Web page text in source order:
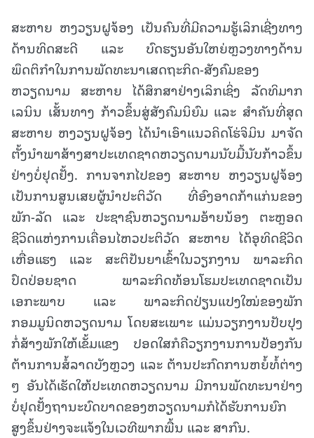
ສະຫາຍ ຫງວຽນຝູຈ້ອງ ເປັນຄົນທີ່ມີຄວາມຮູ້ເລິກເຊີ່ງທາງ
ດ້ານທິດສະດີ ແລະ ບົດຮຽນອັນໃຫຍ່ຫຼວງທາງດ້ານ
ພຶດຕິກຳໃນການພັດທະນາເສດຖະກິດ-ສັງຄົມຂອງ
ຫວຽດນາມ ສະຫາຍ ໄດ້ສຶກສາຢ່າງເລິກເຊິ່ງ ລັດທິມາກ
ເລນິນ ເສັ້ນທາງ ກ້າວຂຶ້ນສູ່ສັງຄົມນິຍົມ ແລະ ສໍາຄັນທີ່ສຸດ
ສະຫາຍ ຫງວຽນຝູຈ້ອງ ໄດ້ນໍາເອົາແນວຄິດໂຮ່ຈິມິນ ມາຈັດ
ຕັ້ງນໍາພາສ້າງສາປະເທດຊາດຫວຽດນາມນັບມື້ນັບກ້າວຂຶ້ນ
ຢ່າງບໍ່ຢຸດຢັ້ງ. ການຈາກໄປຂອງ ສະຫາຍ ຫງວຽນຝູຈ້ອງ
ເປັນການສູນເສຍຜູ້ນໍາປະຕິວັດ ທີ່ອົງອາດກ້າແກ່ນຂອງ
ພັກ-ລັດ ແລະ ປະຊາຊົນຫວຽດນາມອ້າຍນ້ອງ ຕະຫຼອດ
ຊີວິດແຫ່ງການເຄື່ອນໄຫວປະຕິວັດ ສະຫາຍ ໄດ້ອຸທິດຊີວິດ
ເຫື່ອແຮງ ແລະ ສະຕິປັນຍາເຂົ້າໃນວຽກງານ ພາລະກິດ
ປົດປ່ອຍຊາດ ພາລະກິດທ້ອນໂຮມປະເທດຊາດເປັນ
ເອກະພາບ ແລະ ພາລະກິດປ່ຽນແປງໃໝ່ຂອງພັກ
ກອມມູນິດຫວຽດນາມ ໂດຍສະເພາະ ແມ່ນວຽກງານປັບປຸງ
ກໍ່ສ້າງພັກໃຫ້ເຂັ້ມແຂງ ປອດໃສກໍຄືວຽກງານການປ້ອງກັນ
ຕ້ານການສໍ້ລາດບັງຫຼວງ ແລະ ຕ້ານປະກົດການຫຍໍ້ທໍ້ຕ່າງ
ໆ ອັນໄດ້ເຮັດໃຫ້ປະເທດຫວຽດນາມ ມີການພັດທະນາຢ່າງ
ບໍ່ຢຸດຢັ້ງຖານະບົດບາດຂອງຫວຽດນາມກໍໄດ້ຮັບການຍົກ
ສູງຂຶ້ນຢ່າງຈະແຈ້ງໃນເວທີພາກພື້ນ ແລະ ສາກົນ.